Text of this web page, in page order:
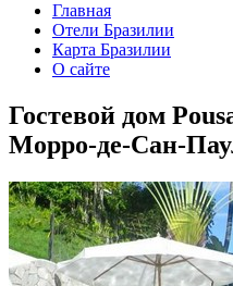
Главная
Отели Бразилии
Карта Бразилии
О сайте
Гостевой дом
Морро-де-Сан-